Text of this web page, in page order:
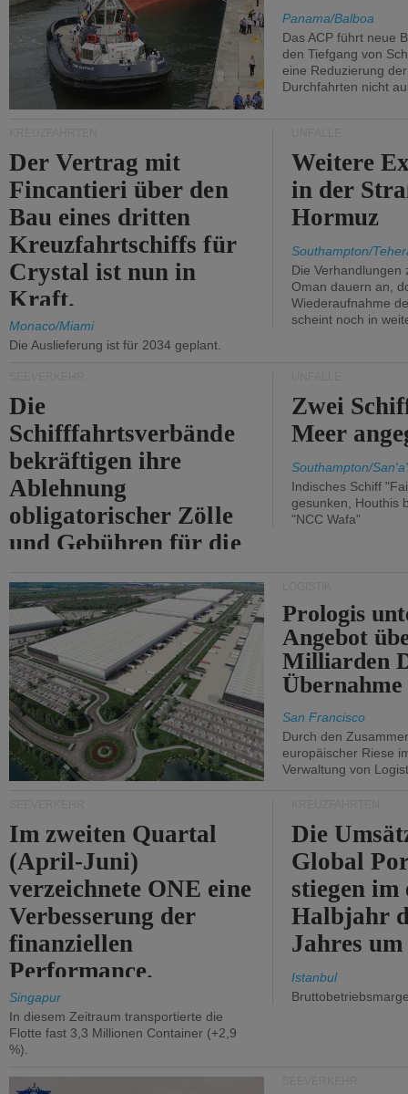
Panama/Balboa
Das ACP führt neue
den Tiefgang von
eine Reduzierung
Durchfahrten nicht
Der Vertrag mit
Fincantieri über den
Bau eines dritten
Kreuzfahrtschiffs für
Crystal ist nun in
Kraft.
Monaco/Miami
Die Auslieferung ist für 2034 geplant.
Weitere
in der
Hormuz
Southampton/
Die Verhandlungen
Oman dauern an,
Wiederaufnahme
scheint noch in
Die
Schifffahrtsverbände
bekräftigen ihre
Ablehnung
obligatorischer Zölle
und Gebühren für die
von Hormuz.
Zwei
Meer
Southampton/
Indisches Schiff
gesunken, Houthis
"NCC Wafa"
Prologis
Angebot
Milliarden
Übernahme
San Francisco
Durch den
europäischer Riese
Verwaltung von
Im zweiten Quartal
(April-Juni)
verzeichnete ONE eine
Verbesserung der
finanziellen
Performance.
Singapur
In diesem Zeitraum transportierte die
Flotte fast 3,3 Millionen Container (+2,9
%).
Die
Global
stiegen im
Halbjahr
Jahres
Istanbul